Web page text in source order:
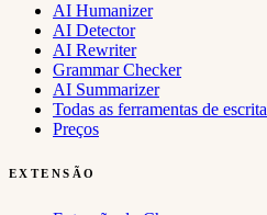
AI Humanizer
AI Detector
AI Rewriter
Grammar Checker
AI Summarizer
Todas as ferramentas de escrita
Preços
EXTENSÃO